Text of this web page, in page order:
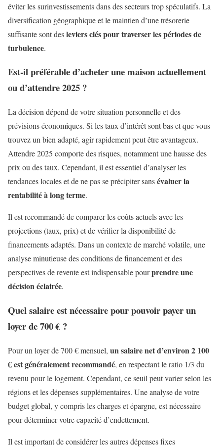
éviter les surinvestissements dans des secteurs trop spéculatifs. La
diversification géographique et le maintien d’une trésorerie
suffisante sont desleviers clés pour traverser les périodes de
turbulence.
Est-il préférable d’acheter une maison actuellement
ou d’attendre 2025 ?
La décision dépend de votre situation personnelle et des
prévisions économiques. Si les taux d’intérêt sont bas et que vous
trouvez un bien adapté, agir rapidement peut être avantageux.
Attendre 2025 comporte des risques, notamment une hausse des
prix ou des taux. Cependant, il est essentiel d’analyser les
tendances locales et de ne pas se précipiter sansévaluer la
rentabilité à long terme.
Il est recommandé de comparer les coûts actuels avec les
projections (taux, prix) et de vérifier la disponibilité de
financements adaptés. Dans un contexte de marché volatile, une
analyse minutieuse des conditions de financement et des
perspectives de revente est indispensable pourprendre une
décision éclairée.
Quel salaire est nécessaire pour pouvoir payer un
loyer de 700 € ?
Pour un loyer de 700 € mensuel, un salaire net d’environ 2 100
€ est généralement recommandé, en respectant le ratio 1/3 du
revenu pour le logement. Cependant, ce seuil peut varier selon les
régions et les dépenses supplémentaires. Une analyse de votre
budget global, y compris les charges et épargne, est nécessaire
pour déterminer votre capacité d’endettement.
Il est important de considérer les autres dépenses fixes